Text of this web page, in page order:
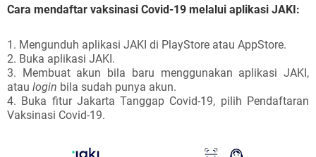
Cara mendaftar vaksinasi Covid-19 melalui aplikasi JAKI:
1. Mengunduh aplikasi JAKI di PlayStore atau AppStore.
2. Buka aplikasi JAKI.
3. Membuat akun bila baru menggunakan aplikasi JAKI,
atau login bila sudah punya akun.
4. Buka fitur Jakarta Tanggap Covid-19, pilih Pendaftaran
Vaksinasi Covid-19.